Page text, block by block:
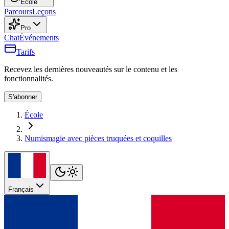
École
ParcoursLeçons
Pro
ChatÉvénements
Tarifs
Recevez les dernières nouveautés sur le contenu et les
fonctionnalités.
S'abonner
École
Numismagie avec pièces truquées et coquilles
Français